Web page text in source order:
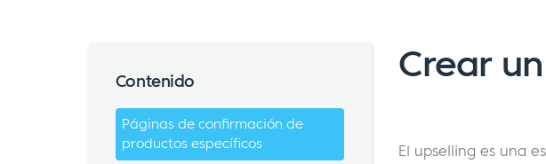
Crear
El upselling es una
Contenido
Páginas de confirmación de
productos específicos